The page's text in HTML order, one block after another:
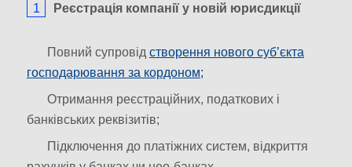
Реєстрація компанії у новій юрисдикції
Повний супровід створення нового суб’єкта
господарювання за кордоном;
Отримання реєстраційних, податкових і
банківських реквізитів;
Підключення до платіжних систем, відкриття